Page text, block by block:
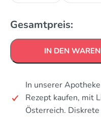
Gesamtpreis:
IN DEN
In unserer
Rezept kaufen, mit
Österreich.